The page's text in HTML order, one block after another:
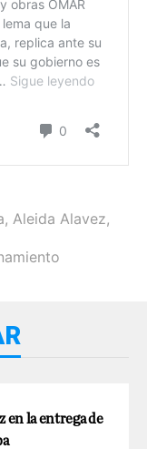
, Aleida Alavez,
en la entrega de